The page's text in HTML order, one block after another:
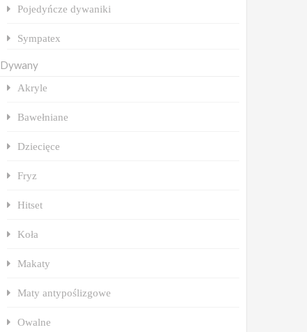
Pojedyńcze dywaniki
Sympatex
Dywany
Akryle
Bawełniane
Dziecięce
Fryz
Hitset
Koła
Makaty
Maty antypoślizgowe
Owalne